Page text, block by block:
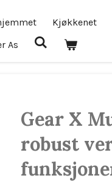
Kjøkkenet
As
Gear X
robust